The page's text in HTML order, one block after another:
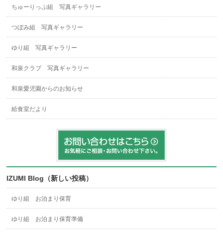
ちゅーりっぷ組 写真ギャラリー
つぼみ組 写真ギャラリー
ゆり組 写真ギャラリー
和泉クラブ 写真ギャラリー
和泉愛児園からのお知らせ
給食室だより
IZUMI Blog（新しい投稿）
ゆり組 お泊まり保育
ゆり組 お泊まり保育準備